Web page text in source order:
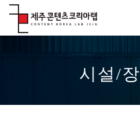
본
문
로
시설/